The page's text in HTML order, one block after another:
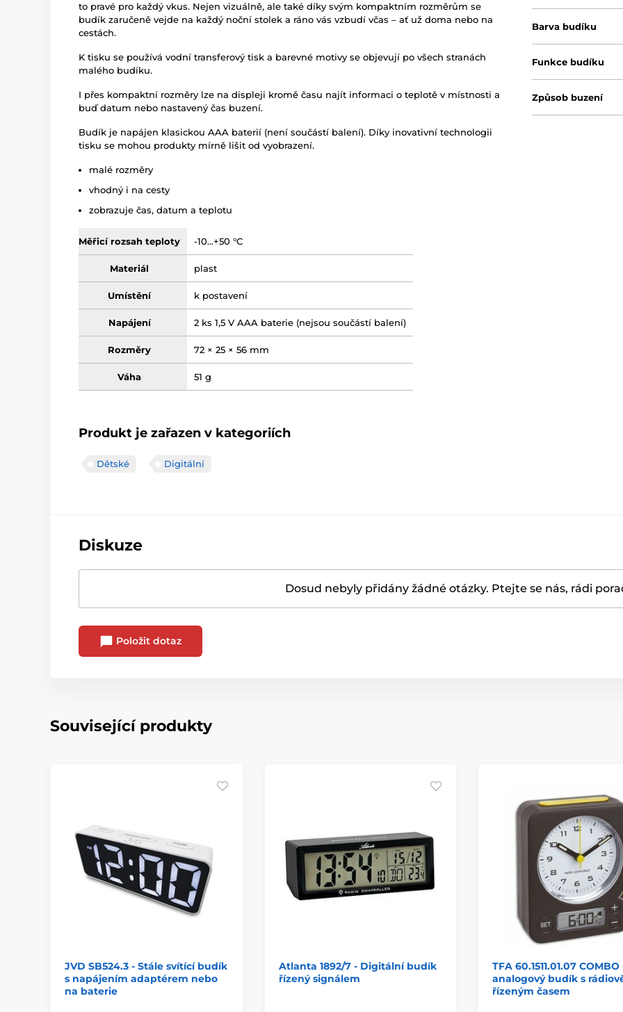
to pravé pro každý vkus. Nejen vizuálně, ale také díky svým kompaktním rozměrům se
budík zaručeně vejde na každý noční stolek a ráno vás vzbudí včas – ať už doma nebo na
cestách.
K tisku se používá vodní transferový tisk a barevné motivy se objevují po všech stranách
malého budíku.
I přes kompaktní rozměry lze na displeji kromě času najít informaci o teplotě v místnosti a
buď datum nebo nastavený čas buzení.
Budík je napájen klasickou AAA baterií (není součástí balení). Díky inovativní technologii
tisku se mohou produkty mírně lišit od vyobrazení.
malé rozměry
vhodný i na cesty
zobrazuje čas, datum a teplotu
Měřicí rozsah teploty -10...+50 °C
Materiál plast
Umístění k postavení
Napájení 2 ks 1,5 V AAA baterie (nejsou součástí balení)
Rozměry 72 × 25 × 56 mm
Váha 51 g
Produkt je zařazen v kategoriích
Dětské Digitální
Barva budíku
Funkce budíku
Způsob buzení
Diskuze
Dosud nebyly přidány žádné otázky. Ptejte se nás, rádi
Položit dotaz
Související produkty
JVD SB524.3 - Stále svítící budík
s napájením adaptérem nebo
na baterie
Atlanta 1892/7 - Digitální budík
řízený signálem
TFA 60.1511.01.07 COMBO
analogový budík s
řízeným časem